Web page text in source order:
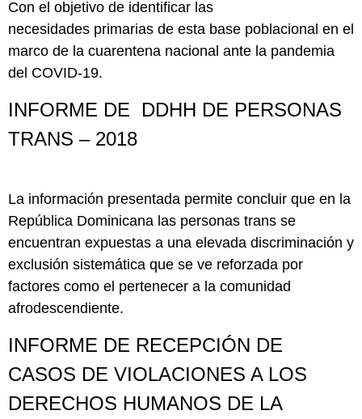
Con el objetivo de identificar las
necesidades primarias de esta base poblacional en el
marco de la cuarentena nacional ante la pandemia
del COVID-19.
INFORME DE DDHH DE PERSONAS
TRANS – 2018
La información presentada permite concluir que en la
República Dominicana las personas trans se
encuentran expuestas a una elevada discriminación y
exclusión sistemática que se ve reforzada por
factores como el pertenecer a la comunidad
afrodescendiente.
INFORME DE RECEPCIÓN DE
CASOS DE VIOLACIONES A LOS
DERECHOS HUMANOS DE LA